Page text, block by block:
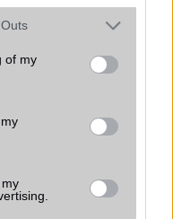
one or more Google
You may click to
its third-party tags to
in below Google
of my